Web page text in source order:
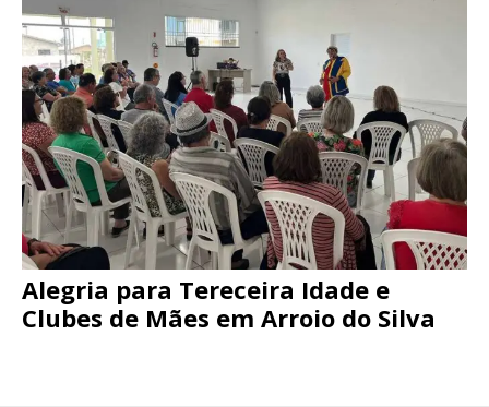
Alegria para Tereceira Idade e
Clubes de Mães em Arroio do Silva